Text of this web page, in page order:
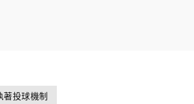
投球機制